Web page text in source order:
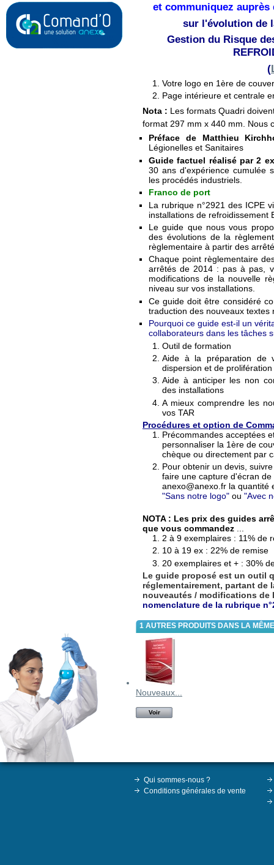
et communiquez
sur l'évolution de
Gestion du Risque
(
Votre logo en 1ère de
Page intérieure et centrale
Nota : Les formats Quadri
format 297 mm x 440 mm. Nous
Préface de Matthieu
Légionelles et Sanitaires
Guide factuel réalisé par 2
30 ans d'expérience cumulée
les procédés industriels.
Franco de port
La rubrique n°2921 des ICPE
installations de refroidissement
Le guide que nous vous
des évolutions de la
règlementaire à partir des
Chaque point règlementaire
arrêtés de 2014 : pas à pas,
modifications de la nouvelle
niveau sur vos installations.
Ce guide doit être considéré
traduction des nouveaux textes
Pourquoi ce guide est-il un
collaborateurs dans les tâches
Outil de formation
Aide à la préparation de
dispersion et de
Aide à anticiper les non
des installations
A mieux comprendre les
vos TAR
Procédures et option de
Précommandes acceptées
personnaliser la 1ère de
chèque ou directement par
Pour obtenir un devis,
faire une capture d'écran
anexo@anexo.fr la quantité
"Sans notre logo" ou "Avec
NOTA : Les prix des guides
que vous commandez
2 à 9 exemplaires : 11% de
10 à 19 ex : 22% de remise
20 exemplaires et + : 30%
Le guide proposé est un outil
réglementairement, partant de
nouveautés / modifications de
nomenclature de la rubrique
1 AUTRES PRODUITS DANS LA
Nouveaux...
Voir
Qui sommes-nous ?
Conditions générales de vente